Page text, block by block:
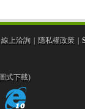
線上洽詢 隱私權政策
式下載)